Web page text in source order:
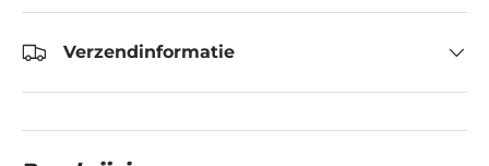
Verzendinformatie